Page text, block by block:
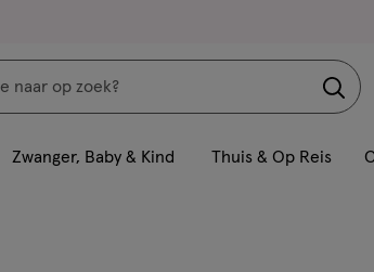
Zwanger, Baby & Kind Thuis & Op Reis